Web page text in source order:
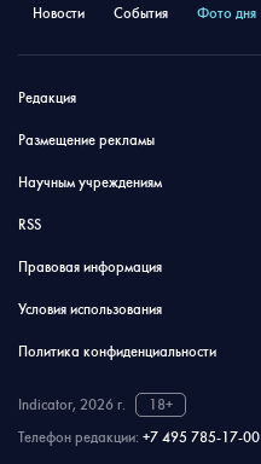
Новости События Фото дня
Редакция
Размещение рекламы
Научным учреждениям
RSS
Правовая информация
Условия использования
Политика конфиденциальности
Indicator, 2026 г.
18+
Телефон редакции: +7 495 785-17-00